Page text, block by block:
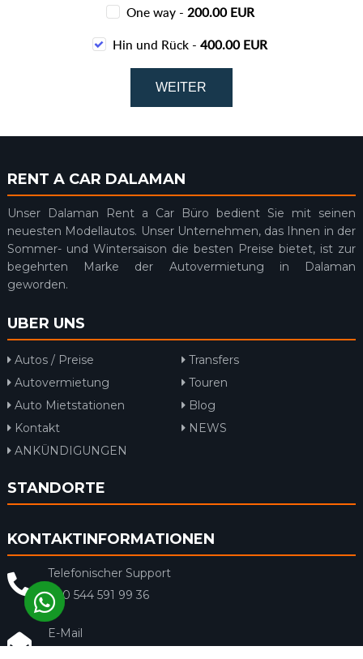
One way - 200.00 EUR
Hin und Rück -400.00 EUR
RENT A CAR DALAMAN
Unser Dalaman Rent a Car Büro bedient Sie mit seinen
neuesten Modellautos. Unser Unternehmen, das Ihnen in der
Sommer- und Wintersaison die besten Preise bietet, ist zur
begehrten Marke der Autovermietung in Dalaman
geworden.
UBER UNS
Autos / Preise
Transfers
Autovermietung
Touren
Auto Mietstationen
Blog
Kontakt
NEWS
ANKÜNDIGUNGEN
STANDORTE
KONTAKTINFORMATIONEN
Telefonischer Support
+90 544 591 99 36
E-Mail